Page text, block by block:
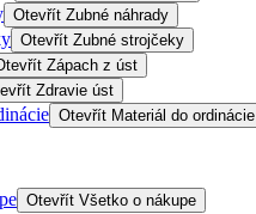
Otevřít Zubné náhrady
Otevřít Zubné strojčeky
Zápach z úst
Zdravie úst
Otevřít Materiál do ordinácie
Otevřít Všetko o nákupe